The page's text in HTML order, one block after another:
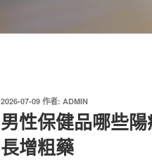
發
佈
於
2026-07-09 作者: ADMIN
男性保健品哪些
長增粗藥